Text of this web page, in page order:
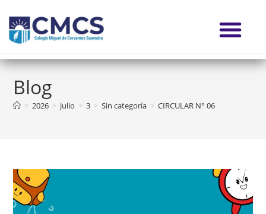
Blog
> 2026 > julio > 3 > Sin categoría > CIRCULAR N° 06